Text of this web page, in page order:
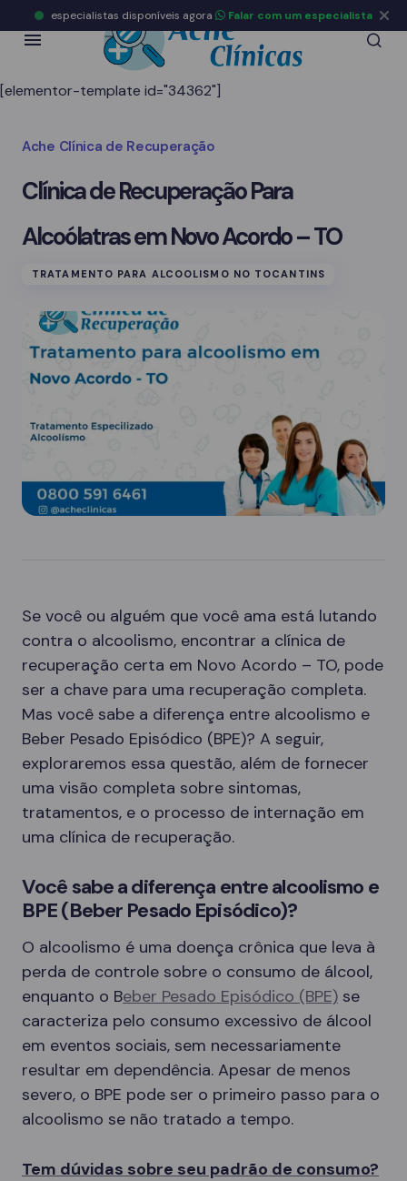
[elementor-template id="34362"]
Ache Clínica de Recuperação
Clínica de Recuperação Para
Alcoólatras em Novo Acordo – TO
TRATAMENTO PARA ALCOOLISMO NO TOCANTINS
Se você ou alguém que você ama está lutando
contra o alcoolismo, encontrar a clínica de
recuperação certa em Novo Acordo – TO, pode
ser a chave para uma recuperação completa.
Mas você sabe a diferença entre alcoolismo e
Beber Pesado Episódico (BPE)? A seguir,
exploraremos essa questão, além de fornecer
uma visão completa sobre sintomas,
tratamentos, e o processo de internação em
uma clínica de recuperação.
Você sabe a diferença entre alcoolismo e
BPE (Beber Pesado Episódico)?
O alcoolismo é uma doença crônica que leva à
perda de controle sobre o consumo de álcool,
enquanto o Beber Pesado Episódico (BPE) se
caracteriza pelo consumo excessivo de álcool
em eventos sociais, sem necessariamente
resultar em dependência. Apesar de menos
severo, o BPE pode ser o primeiro passo para o
alcoolismo se não tratado a tempo.
Tem dúvidas sobre seu padrão de consumo?
especialistas disponíveis agora Falar com um especialista